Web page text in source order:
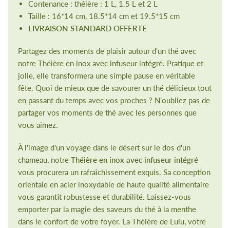
Contenance : théière : 1 L, 1.5 L et 2 L
Taille : 16*14 cm, 18.5*14 cm et 19.5*15 cm
LIVRAISON STANDARD OFFERTE
Partagez des moments de plaisir autour d'un thé avec
notre Théière en inox avec infuseur intégré. Pratique et
jolie, elle transformera une simple pause en véritable
fête. Quoi de mieux que de savourer un thé délicieux tout
en passant du temps avec vos proches ? N'oubliez pas de
partager vos moments de thé avec les personnes que
vous aimez.
À l'image d'un voyage dans le désert sur le dos d'un
chameau, notreThéière en inox avec infuseur intégré
vous procurera un rafraîchissement exquis. Sa conception
orientale en acier inoxydable de haute qualité alimentaire
vous garantit robustesse et durabilité. Laissez-vous
emporter par la magie des saveurs du thé à la menthe
dans le confort de votre foyer. La Théière de Lulu, votre